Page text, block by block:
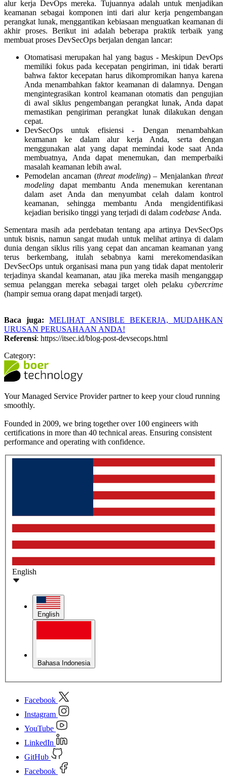
alur kerja DevOps mereka. Tujuannya adalah untuk menjadikan
keamanan sebagai komponen inti dari alur kerja pengembangan
perangkat lunak, menggantikan kebiasaan menguatkan keamanan di
akhir proses. Berikut ini adalah beberapa praktik terbaik yang
membuat proses DevSecOps berjalan dengan lancar:
Otomatisasi merupakan hal yang bagus - Meskipun DevOps
memiliki fokus pada kecepatan pengiriman, ini tidak berarti
bahwa faktor kecepatan harus dikompromikan hanya karena
Anda menambahkan faktor keamanan di dalamnya. Dengan
mengintegrasikan kontrol keamanan otomatis dan pengujian
di awal siklus pengembangan perangkat lunak, Anda dapat
memastikan pengiriman perangkat lunak dilakukan dengan
cepat.
DevSecOps untuk efisiensi - Dengan menambahkan
keamanan ke dalam alur kerja Anda, serta dengan
menggunakan alat yang dapat memindai kode saat Anda
membuatnya, Anda dapat menemukan, dan memperbaiki
masalah keamanan lebih awal.
Pemodelan ancaman (threat modeling) – Menjalankanthreat
modeling dapat membantu Anda menemukan kerentanan
dalam aset Anda dan menyumbat celah dalam kontrol
keamanan, sehingga membantu Anda mengidentifikasi
kejadian berisiko tinggi yang terjadi di dalam codebase Anda.
Sementara masih ada perdebatan tentang apa artinya DevSecOps
untuk bisnis, namun sangat mudah untuk melihat artinya di dalam
dunia dengan siklus rilis yang cepat dan ancaman keamanan yang
terus berkembang, itulah sebabnya kami merekomendasikan
DevSecOps untuk organisasi mana pun yang tidak dapat mentolerir
terjadinya skandal keamanan, atau jika mereka masih menganggap
semua pelanggan mereka sebagai target oleh pelaku cybercrime
(hampir semua orang dapat menjadi target).
Baca juga:
MELIHAT ANSIBLE BEKERJA, MUDAHKAN
URUSAN PERUSAHAAN ANDA!
Referensi: https://itsec.id/blog-post-devsecops.html
Category:
Your Managed Service Provider partner to keep your cloud running
smoothly.
Founded in 2009, we bring together over 100 engineers with
certifications in more than 40 technical areas. Ensuring consistent
performance and operating with confidence.
English
English
Bahasa Indonesia
Facebook
Instagram
YouTube
LinkedIn
GitHub
Facebook